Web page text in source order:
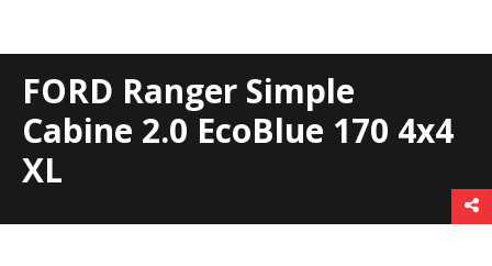
FORD Ranger Simple
Cabine 2.0 EcoBlue 170 4x4
XL